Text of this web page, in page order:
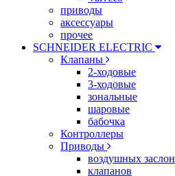
приводы
аксессуары
прочее
SCHNEIDER ELECTRIC
Клапаны
2-ходовые
3-ходовые
зональные
шаровые
бабочка
Контроллеры
Приводы
воздушных
клапанов